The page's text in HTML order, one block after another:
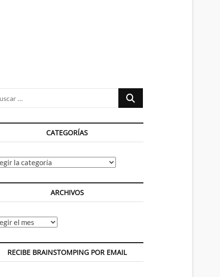
Buscar
CATEGORÍAS
ARCHIVOS
RECIBE BRAINSTOMPING POR EMAIL